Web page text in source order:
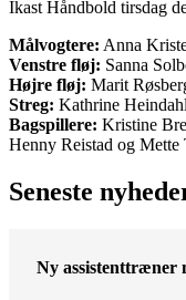
Ikast Håndbold tirsdag
Målvogtere: Anna
Venstre fløj: Sanna
Højre fløj: Marit
Streg: Kathrine
Bagspillere: Kristine
Henny Reistad og Mette
Seneste
Ny assistenttræner